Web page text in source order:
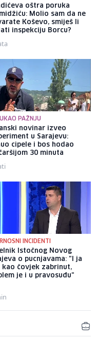
oštra poruka
Molio sam da ne
Koševo, smiješ li
inspekciju Borcu?
PAŽNJU
novinar izveo
u Sarajevu:
cipele i bos hodao
30 minuta
INCIDENTI
Istočnog Novog
o pucnjavama: "I ja
kao čovjek zabrinut,
je i u pravosuđu"